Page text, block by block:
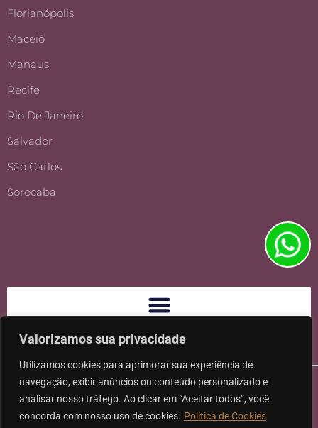
Valorizamos sua privacidade
Utilizamos cookies para aprimorar sua experiência de
navegação, exibir anúncios ou conteúdo personalizado e
analisar nosso tráfego. Ao clicar em “Aceitar todos”, você
concorda com nosso uso de cookies. Política de Cookies
Florianópolis
Maceió
Manaus
Recife
Rio De Janeiro
Salvador
São Carlos
Sorocaba